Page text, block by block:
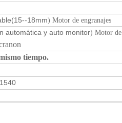
(15--18mm) Motor de engranajes
automática y auto monitor) Motor de
tiempo.